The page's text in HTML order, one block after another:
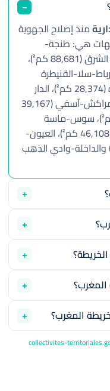
منذ إصلاح الجهوية
هذه الجهات هي: طنجة-
تطوان-الحسيمة (17,262 كم²)، الشرق (88,681 كم²)،
(40,075 كم²)، الرباط-سلا-القنيطرة
(18,194 كم²)، بني ملال-خنيفرة (28,374 كم²)، الدار
البيضاء-سطات (19,448 كم²)، مراكش-آسفي (39,167
كم²)، درعة-تافيلالت (88,836 كم²)، سوس-ماسة
(53,789 كم²)، كلميم-واد نون (46,108 كم²)، العيون-
الحمراء (104,018 كم²) والداخلة-وادي الذهب
المغرب؟
collectivites-